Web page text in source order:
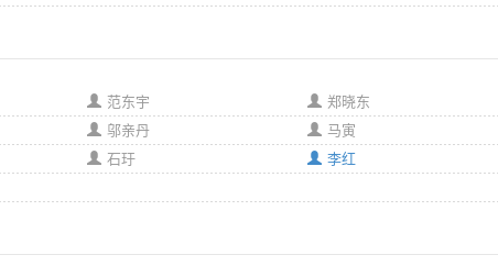
范东宇
郑晓东
邬亲丹
马寅
石玗
李红